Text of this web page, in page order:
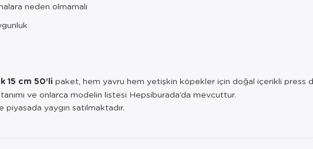
neden olmamalı
15 cm 50’li paket, hem yavru hem yetişkin köpekler için doğal içerikli press
ve onlarca modelin listesi Hepsiburada’da mevcuttur.
yaygın satılmaktadır.